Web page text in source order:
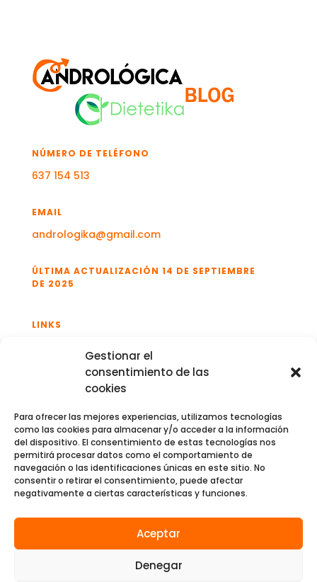
Gestionar el
consentimiento de las
cookies
Para ofrecer las mejores experiencias, utilizamos tecnologías
como las cookies para almacenar y/o acceder a la información
del dispositivo. El consentimiento de estas tecnologías nos
permitirá procesar datos como el comportamiento de
navegación o las identificaciones únicas en este sitio. No
consentir o retirar el consentimiento, puede afectar
negativamente a ciertas características y funciones.
Aceptar
Denegar
NÚMERO DE TELÉFONO
637 154 513
EMAIL
andrologika@gmail.com
ÚLTIMA ACTUALIZACIÓN 14 DE SEPTIEMBRE
DE 2025
LINKS
Cuestionario AMSS
de Cookies|Aviso Legal